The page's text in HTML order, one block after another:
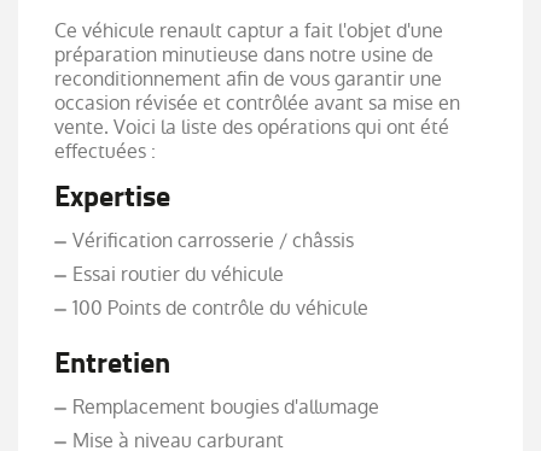
Ce véhicule renault captur a fait l'objet d'une
préparation minutieuse dans notre usine de
reconditionnement afin de vous garantir une
occasion révisée et contrôlée avant sa mise en
vente. Voici la liste des opérations qui ont été
effectuées :
Expertise
Vérification carrosserie / châssis
Essai routier du véhicule
100 Points de contrôle du véhicule
Entretien
Remplacement bougies d'allumage
Mise à niveau carburant